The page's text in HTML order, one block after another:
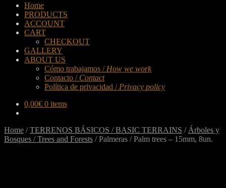
Home
PRODUCTS
ACCOUNT
CART
CHECKOUT
GALLERY
ABOUT US
Cómo trabajamos / How we work
Contacto / Contact
Política de privacidad / Privacy policy
0,00€ 0 items
Home /TERRENOS BÁSICOS / BASIC TERRAINS / Árboles y
Bosques / Trees and Forests /Palmeras / Palm trees – 15mm, 8un.